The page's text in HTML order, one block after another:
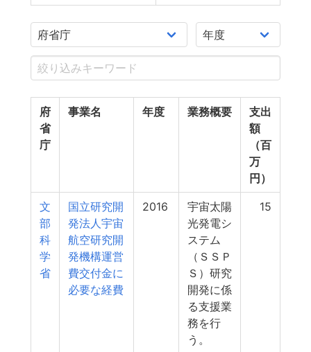
府
省
庁
事業名 年度 業務概要
支出
額
（百
万
円）
文
部
科
学
省
国立研究開
発法人宇宙
航空研究開
発機構運営
費交付金に
必要な経費
2016
宇宙太陽
光発電シ
ステム
（ＳＳＰ
Ｓ）研究
開発に係
る支援業
務を行
う。
15